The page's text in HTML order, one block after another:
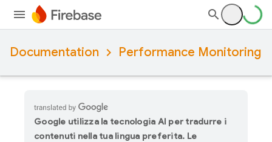
Documentation Performance Monitoring
Google utilizza la tecnologia AI per tradurre i
contenuti nella tua lingua preferita. Le